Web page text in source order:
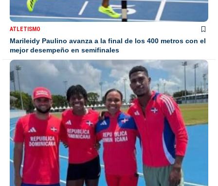
ATLETISMO
Marileidy Paulino avanza a la final de los 400 metros con el
mejor desempeño en semifinales